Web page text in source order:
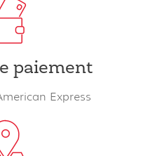
paiement
Express